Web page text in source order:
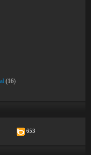
(16)
653